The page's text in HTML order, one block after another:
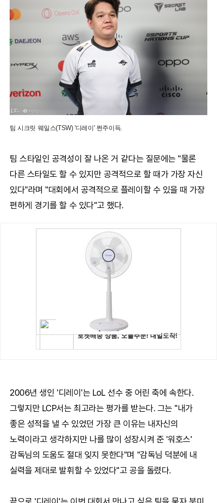
팀 시크릿 웨일스(TSW) '디레이' 쩐주이득.
팀 스타일인 공격성이 잘 나온 거 같다는 질문에는 "물론
다른 스타일도 할 수 있지만 공격적으로 할 때가 가장 자신
있다"라며 "대회에서 공격적으로 플레이할 수 있을 때 가장
편하게 경기를 할 수 있다"고 했다.
2006년 생인 '디레이'는 LoL 선수 중 어린 축에 속한다.
그렇지만 LCP서는 최고라는 평가를 받는다. 그는 "내가
좋은 성적을 낼 수 있었던 가장 큰 이유는 내자신의
노력이라고 생각하지만 나를 많이 성장시켜 준 '워호스'
감독님의 도움도 절대 잊지 못한다"며 "감독님 덕분에 내
실력을 제대로 발휘할 수 있었다"고 공을 돌렸다.